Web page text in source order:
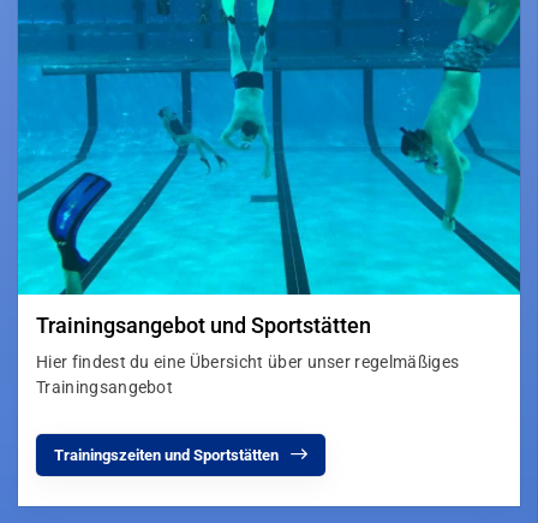
Trainingsangebot und Sportstätten
Hier findest du eine Übersicht über unser regelmäßiges
Trainingsangebot
Trainingszeiten und Sportstätten